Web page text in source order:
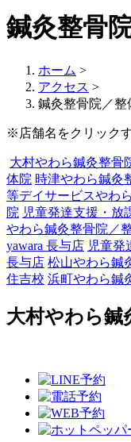
鍼灸整骨
ホーム >
アクセス >
鍼灸整骨院／整
※店舗名をクリック
大村やわら鍼灸整骨
体院 時津やわら鍼灸
等デイサービスやわ
院 児童発達支援・放
やわら鍼灸整骨院／
yawara 長与店 児童発
長与店 松山やわら鍼
住吉校 浜町やわら鍼
大村やわら鍼